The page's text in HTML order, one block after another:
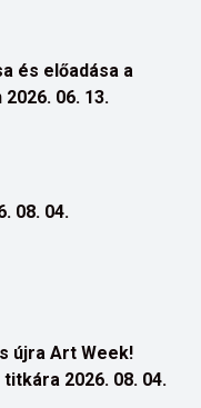
és előadása a
06. 13.
08. 04.
újra Art Week!
2026. 08. 04.